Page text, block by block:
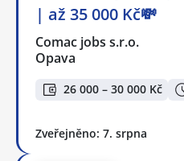
| až 35 000 Kč💸
Comac jobs s.r.o.
Opava
26 000 – 30 000 Kč
Zveřejněno: 7. srpna